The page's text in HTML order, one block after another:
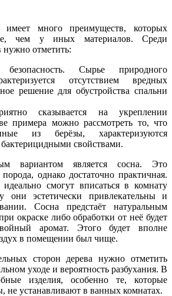
много преимуществ, которых
чем у иных материалов. Среди
нужно отметить:
Сырье природного
отсутствием вредных
решение для обустройства спальни
сказывается на укреплении
примера можно рассмотреть то, что
из берёзы, характеризуются
свойствами.
вариантом является сосна. Это
однако достаточно практичная.
смогут вписаться в комнату
они эстетически привлекательны и
Сосна предстаёт натуральным
окраске либо обработки от неё будет
аромат. Этого будет вполне
в помещении был чище.
сторон дерева нужно отметить
уходе и вероятность разбухания. В
изделия, особенно те, которые
не устанавливают в ванных комнатах.